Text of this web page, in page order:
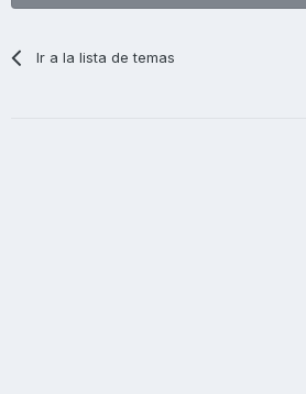
Ir a la lista de temas